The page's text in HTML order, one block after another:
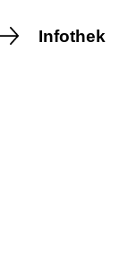
Infothek